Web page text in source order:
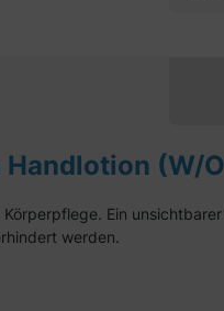
(W/
Ein
werden.